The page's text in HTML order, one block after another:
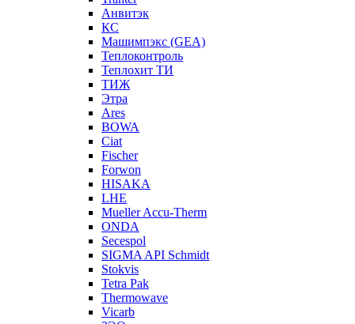
Анвитэк
КС
Машимпэкс (GEA)
Теплоконтроль
Теплохит ТИ
ТИЖ
Этра
Ares
BOWA
Ciat
Fischer
Forwon
HISAKA
LHE
Mueller Accu-Therm
ONDA
Secespol
SIGMA API Schmidt
Stokvis
Tetra Pak
Thermowave
Vicarb